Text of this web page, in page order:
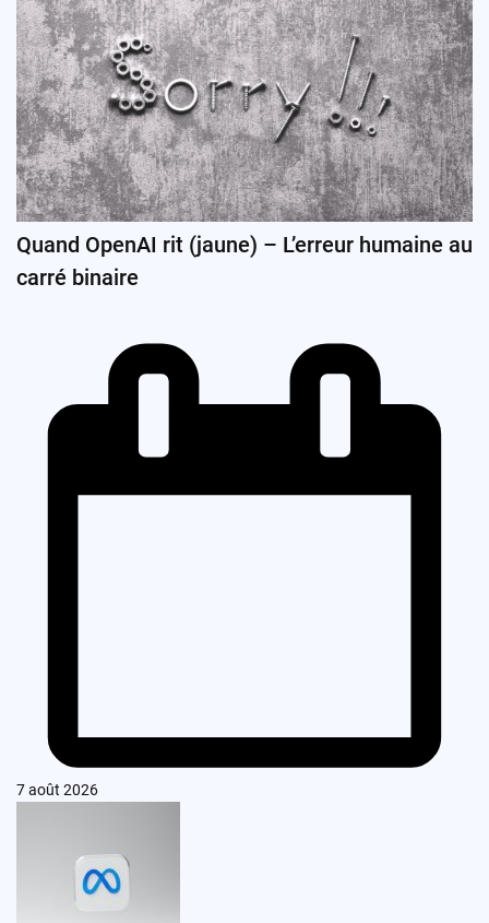
Quand OpenAI rit (jaune) – L’erreur humaine au
carré binaire
7 août 2026